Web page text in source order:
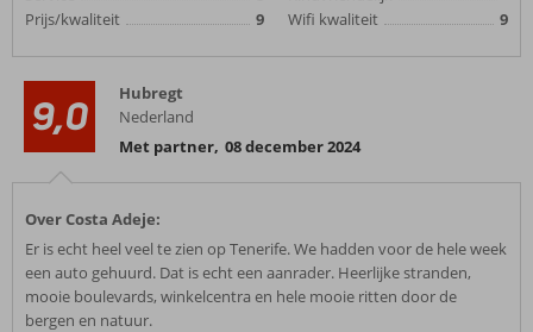
Prijs/kwaliteit
9
Wifi kwaliteit
9
9,0
Hubregt
Nederland
Met partner, 08 december 2024
Over Costa Adeje:
Er is echt heel veel te zien op Tenerife. We hadden voor de hele week
een auto gehuurd. Dat is echt een aanrader. Heerlijke stranden,
mooie boulevards, winkelcentra en hele mooie ritten door de
bergen en natuur.